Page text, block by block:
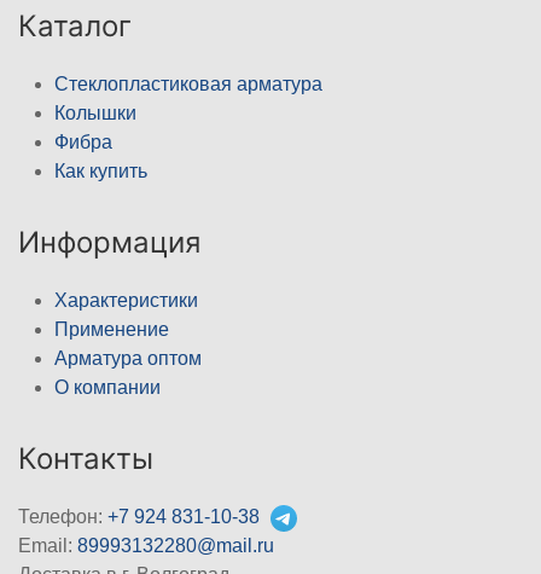
Каталог
Стеклопластиковая арматура
Колышки
Фибра
Как купить
Информация
Характеристики
Применение
Арматура оптом
О компании
Контакты
Телефон: +7 924 831-10-38
Email: 89993132280@mail.ru